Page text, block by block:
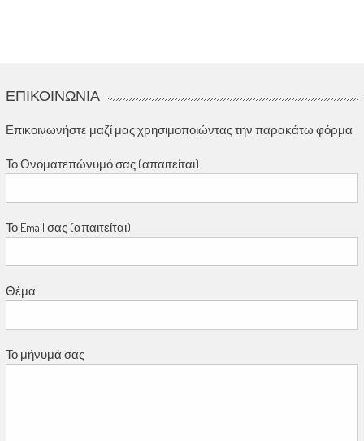
ΕΠΙΚΟΙΝΩΝΊΑ
Επικοινωνήστε μαζί μας χρησιμοποιώντας την παρακάτω φόρμα
Το Ονοματεπώνυμό σας (απαιτείται)
Το Email σας (απαιτείται)
Θέμα
Το μήνυμά σας